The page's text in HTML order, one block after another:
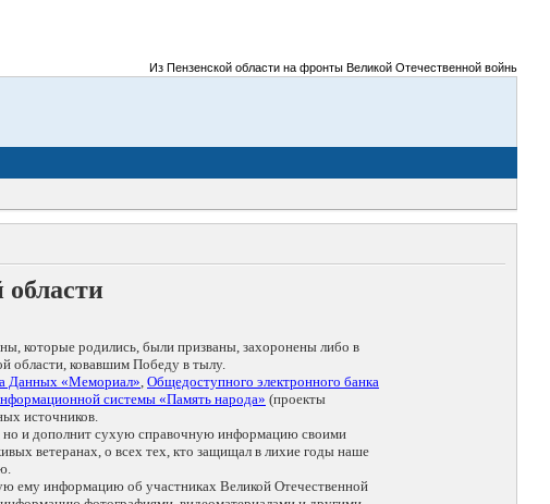
Из Пензенской области на фронты Великой Отечественной войны было
которые родились, были призваны, захоронены либо в
области, ковавшим Победу в тылу.
Данных «Мемориал», Общедоступного электронного банка
системы «Память народа» (проекты
источников.
но и дополнит сухую справочную информацию своими
ветеранах, о всех тех, кто защищал в лихие годы наше
ему информацию об участниках Великой Отечественной